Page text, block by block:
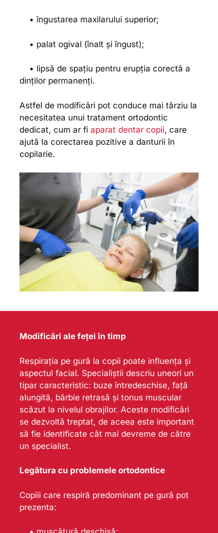
• îngustarea maxilarului superior;
• palat ogival (înalt și îngust);
• lipsă de spațiu pentru erupția corectă a
dinților permanenți.
Astfel de modificări pot conduce mai târziu la
necesitatea unui tratament ortodontic
dedicat, cum ar fi aparat dentar copii, care
ajută la corectarea pozitive a danturii în
copilarie.
Modificări ale feței în timp
Respirația pe gură la copii poate influența și
aspectul facial. Specialiștii descriu uneori un
tipar caracteristic: buze întredeschise, față
alungită, bărbie retrasă și tonus muscular
scăzut la nivelul obrajilor. Aceste modificări
se dezvoltă treptat, de aceea este important
să fie identificate cât mai devreme de către
un specialist.
Legătura cu problemele ortodontice
Copiii care respiră predominant pe gură pot
prezenta: